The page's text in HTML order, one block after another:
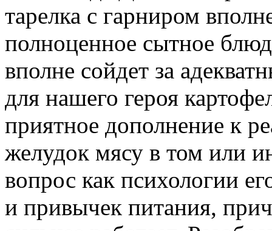
тарелка с гарниром
полноценное сытное
вполне сойдет за
для нашего героя
приятное дополнение к
желудок мясу в том или
вопрос как психологии
и привычек питания,